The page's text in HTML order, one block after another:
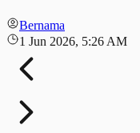
Bernama
1 Jun 2026, 5:26 AM